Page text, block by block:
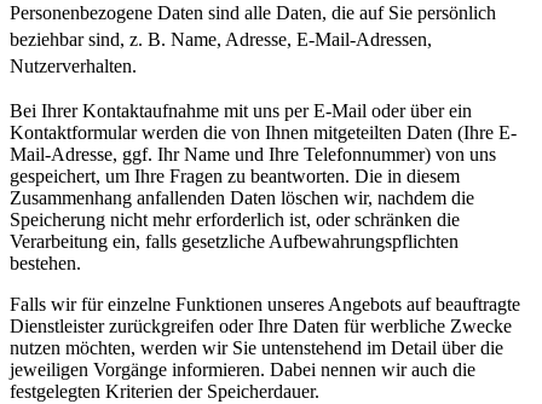
Personenbezogene Daten sind alle Daten, die auf Sie persönlich
beziehbar sind, z. B. Name, Adresse, E-Mail-Adressen,
Nutzerverhalten.
Bei Ihrer Kontaktaufnahme mit uns per E-Mail oder über ein
Kontaktformular werden die von Ihnen mitgeteilten Daten (Ihre E-
Mail-Adresse, ggf. Ihr Name und Ihre Telefonnummer) von uns
gespeichert, um Ihre Fragen zu beantworten. Die in diesem
Zusammenhang anfallenden Daten löschen wir, nachdem die
Speicherung nicht mehr erforderlich ist, oder schränken die
Verarbeitung ein, falls gesetzliche Aufbewahrungspflichten
bestehen.
Falls wir für einzelne Funktionen unseres Angebots auf beauftragte
Dienstleister zurückgreifen oder Ihre Daten für werbliche Zwecke
nutzen möchten, werden wir Sie untenstehend im Detail über die
jeweiligen Vorgänge informieren. Dabei nennen wir auch die
festgelegten Kriterien der Speicherdauer.